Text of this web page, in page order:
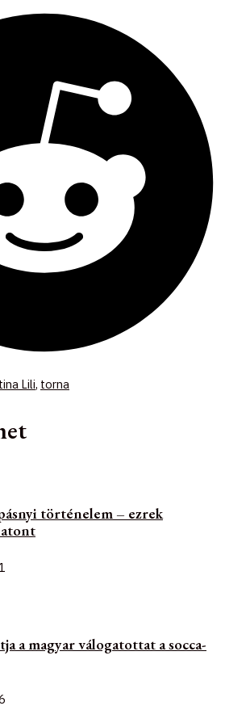
Lili, torna
történelem – ezrek
a magyar válogatottat a socca-